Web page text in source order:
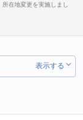
在地変更を実施しまし
表示する